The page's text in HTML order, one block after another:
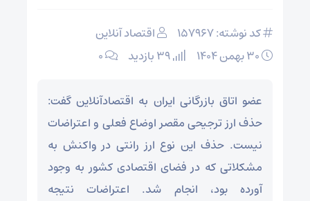
کد نوشته: 157967
اقتصاد آنلاین
۰
عضو اتاق بازرگانی ایران به اقتصادآنلاین گفت:
حذف ارز ترجیحی مقصر اوضاع فعلی و اعتراضات
نیست. حذف این نوع ارز رانتی در واکنش به
مشکلاتی که در فضای اقتصادی کشور به وجود
آورده بود، انجام شد. اعتراضات نتیجه